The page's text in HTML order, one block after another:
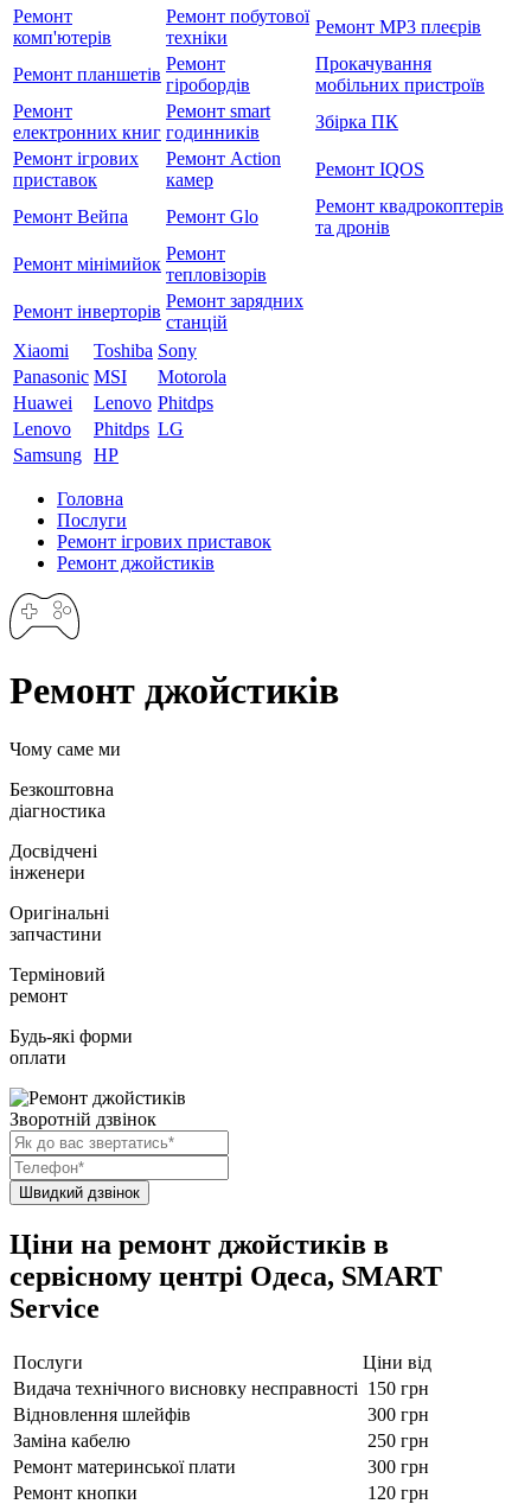
Ремонт
комп'ютерів
Ремонт побутової
техніки
Ремонт MP3 плеєрів
Ремонт планшетів
Ремонт
гіробордів
Прокачування
мобільних пристроїв
Ремонт
електронних книг
Ремонт smart
годинників
Збірка ПК
Ремонт ігрових
приставок
Ремонт Action
камер
Ремонт IQOS
Ремонт Вейпа Ремонт Glo
Ремонт квадрокоптерів
та дронів
Ремонт мiнiмийок
Ремонт
тепловізорів
Ремонт інверторів
Ремонт зарядних
станцій
Xiaomi
Toshiba Sony
Panasonic MSI
Motorola
Huawei
Lenovo Phitdps
Lenovo
Phitdps LG
Samsung HP
Головна
Послуги
Ремонт ігрових приставок
Ремонт джойстиків
Ремонт джойстиків
Чому саме ми
Безкоштовна
діагностика
Досвідчені
інженери
Оригінальні
запчастини
Терміновий
ремонт
Будь-які форми
оплати
Зворотній дзвінок
Ціни на ремонт джойстиків в
сервісному центрі Одеса, SMART
Service
Послуги
Ціни від
Видача технічного висновку несправності 150 грн
Відновлення шлейфів
300 грн
Заміна кабелю
250 грн
Ремонт материнської плати
300 грн
Ремонт кнопки
120 грн